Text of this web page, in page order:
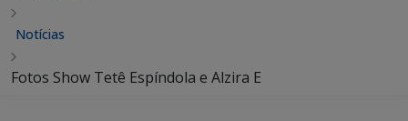
Notícias
Fotos Show Tetê Espíndola e Alzira E